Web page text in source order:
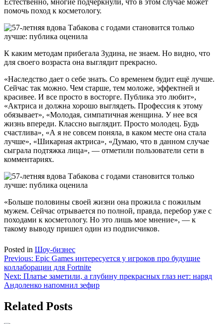
помочь поход к косметологу.
К каким методам прибегала Зудина, не знаем. Но видно, что
для своего возраста она выглядит прекрасно.
«Наследство дает о себе знать. Со временем будит ещё лучше.
Сейчас так можно. Чем старше, тем моложе, эффектней и
красивее. И все просто в восторге. Публика это любит»,
«Актриса и должна хорошо выглядеть. Профессия к этому
обязывает», «Молодая, симпатичная женщина. У нее вся
жизнь впереди. Классно выглядит. Просто молодец. Будь
счастлива», «А я не совсем поняла, в каком месте она стала
лучше», «Шикарная актриса», «Думаю, что в данном случае
сыграла подтяжка лица», — отметили пользователи сети в
комментариях.
«Больше половины своей жизни она прожила с пожилым
мужем. Сейчас отрывается по полной, правда, перебор уже с
походами к косметологу. Но это лишь мое мнение», — к
такому выводу пришел один из подписчиков.
Posted in Шоу-бизнес
Навигация
по
записям
Previous: Epic Games интересуется у игроков про будущие
коллаборации для Fortnite
Next: Платье заметили, а глубину прекрасных глаз нет: наряд
Андоленко напомнил зефир
Related Posts